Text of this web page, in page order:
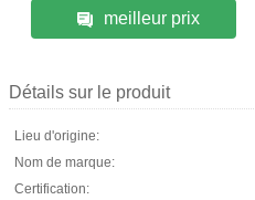
meilleur prix
Détails sur le produit
Lieu d'origine:
Nom de marque:
Certification: